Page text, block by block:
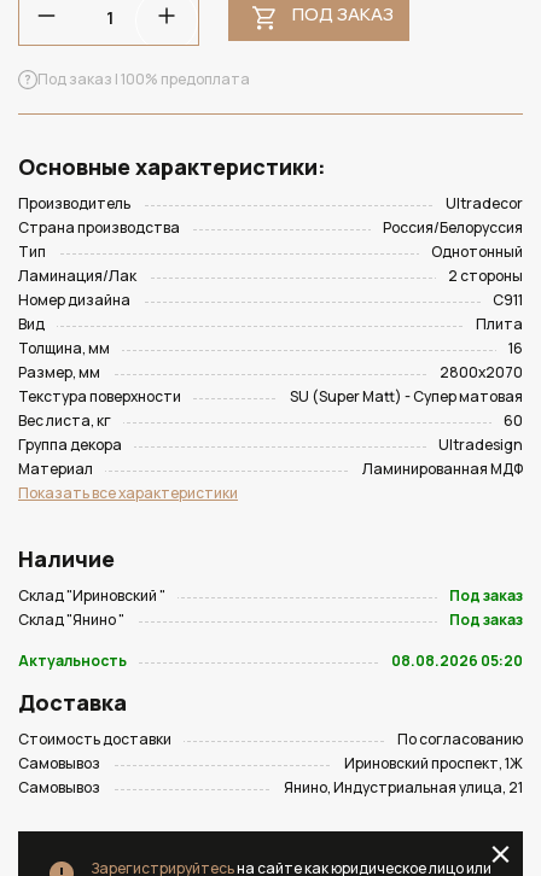
ПОД ЗАКАЗ
Под заказ | 100% предоплата
Основные характеристики:
Производитель
Ultradecor
Страна производства
Россия/Белоруссия
Тип
Однотонный
Ламинация/Лак
2 стороны
Номер дизайна
C911
Вид
Плита
Толщина, мм
16
Размер, мм
2800х2070
Текстура поверхности
SU (Super Matt) - Супер матовая
Вес листа, кг
60
Группа декора
Ultradesign
Материал
Ламинированная МДФ
Показать все характеристики
Наличие
Склад "Ириновский "
Под заказ
Склад "Янино "
Под заказ
Актуальность
08.08.2026 05:20
Доставка
Стоимость доставки
По согласованию
Самовывоз
Ириновский проспект, 1Ж
Самовывоз
Янино, Индустриальная улица, 21
Зарегистрируйтесьна сайте как юридическое лицо или